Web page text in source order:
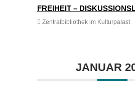
FREIHEIT –
Zentralbibliothek im Kulturpalast
JANUAR